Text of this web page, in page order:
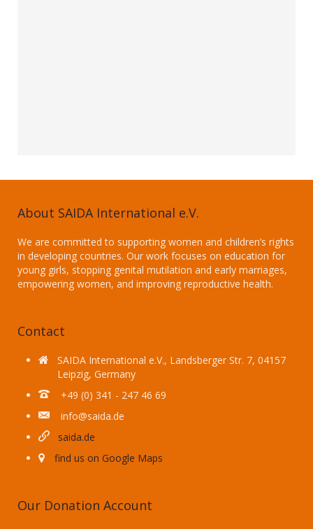
About SAIDA International e.V.
We are committed to supporting women and children’s rights
in developing countries. Our work focuses on education for
young girls, stopping genital mutilation and early marriages,
empowering women, and improving reproductive health.
Contact
SAIDA International e.V., Landsberger Str. 7, 04157
Leipzig, Germany
+49 (0) 341 - 247 46 69
info@saida.de
saida.de
find us on Google Maps
Our Donation Account